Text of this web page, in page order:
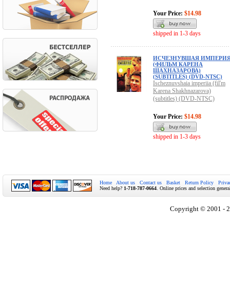
Your Price: $14.98
shipped in 1-3 days
ИСЧЕЗНУВШАЯ
(ФИЛЬМ КАРЕНА
ШАХНАЗАРОВА)
(SUBTITLES) (DVD-NTSC)
Ischeznuvshaia imperiia (fil'm
Karena Shakhnazarova)
(subtitles) (DVD-NTSC)
Your Price: $14.98
shipped in 1-3 days
Home About us Contact us Basket Return Policy
Need help? 1-718-787-0664 . Online prices and selection
Copyright © 2001 -